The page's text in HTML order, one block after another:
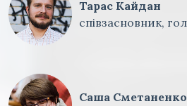
Тарас Кайдан
співзасновник,
Саша Сметаненко